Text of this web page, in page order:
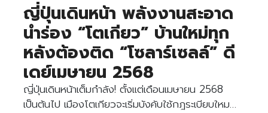
ญี่ปุ่นเดินหน้า พลังงานสะอาด
นำร่อง “โตเกียว” บ้านใหม่ทุก
หลังต้องติด “โซลาร์เซลล์” ดี
เดย์เมษายน 2568
ญี่ปุ่นเดินหน้าเต็มกำลัง! ตั้งแต่เดือนเมษายน 2568
เป็นต้นไป เมืองโตเกียวจะเริ่มบังคับใช้กฎระเบียบใหม…